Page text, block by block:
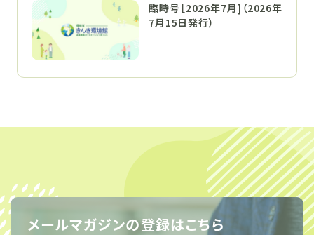
臨時号［2026年7月]（2026年
7月15日発行）
メールマガジンの登録はこちら